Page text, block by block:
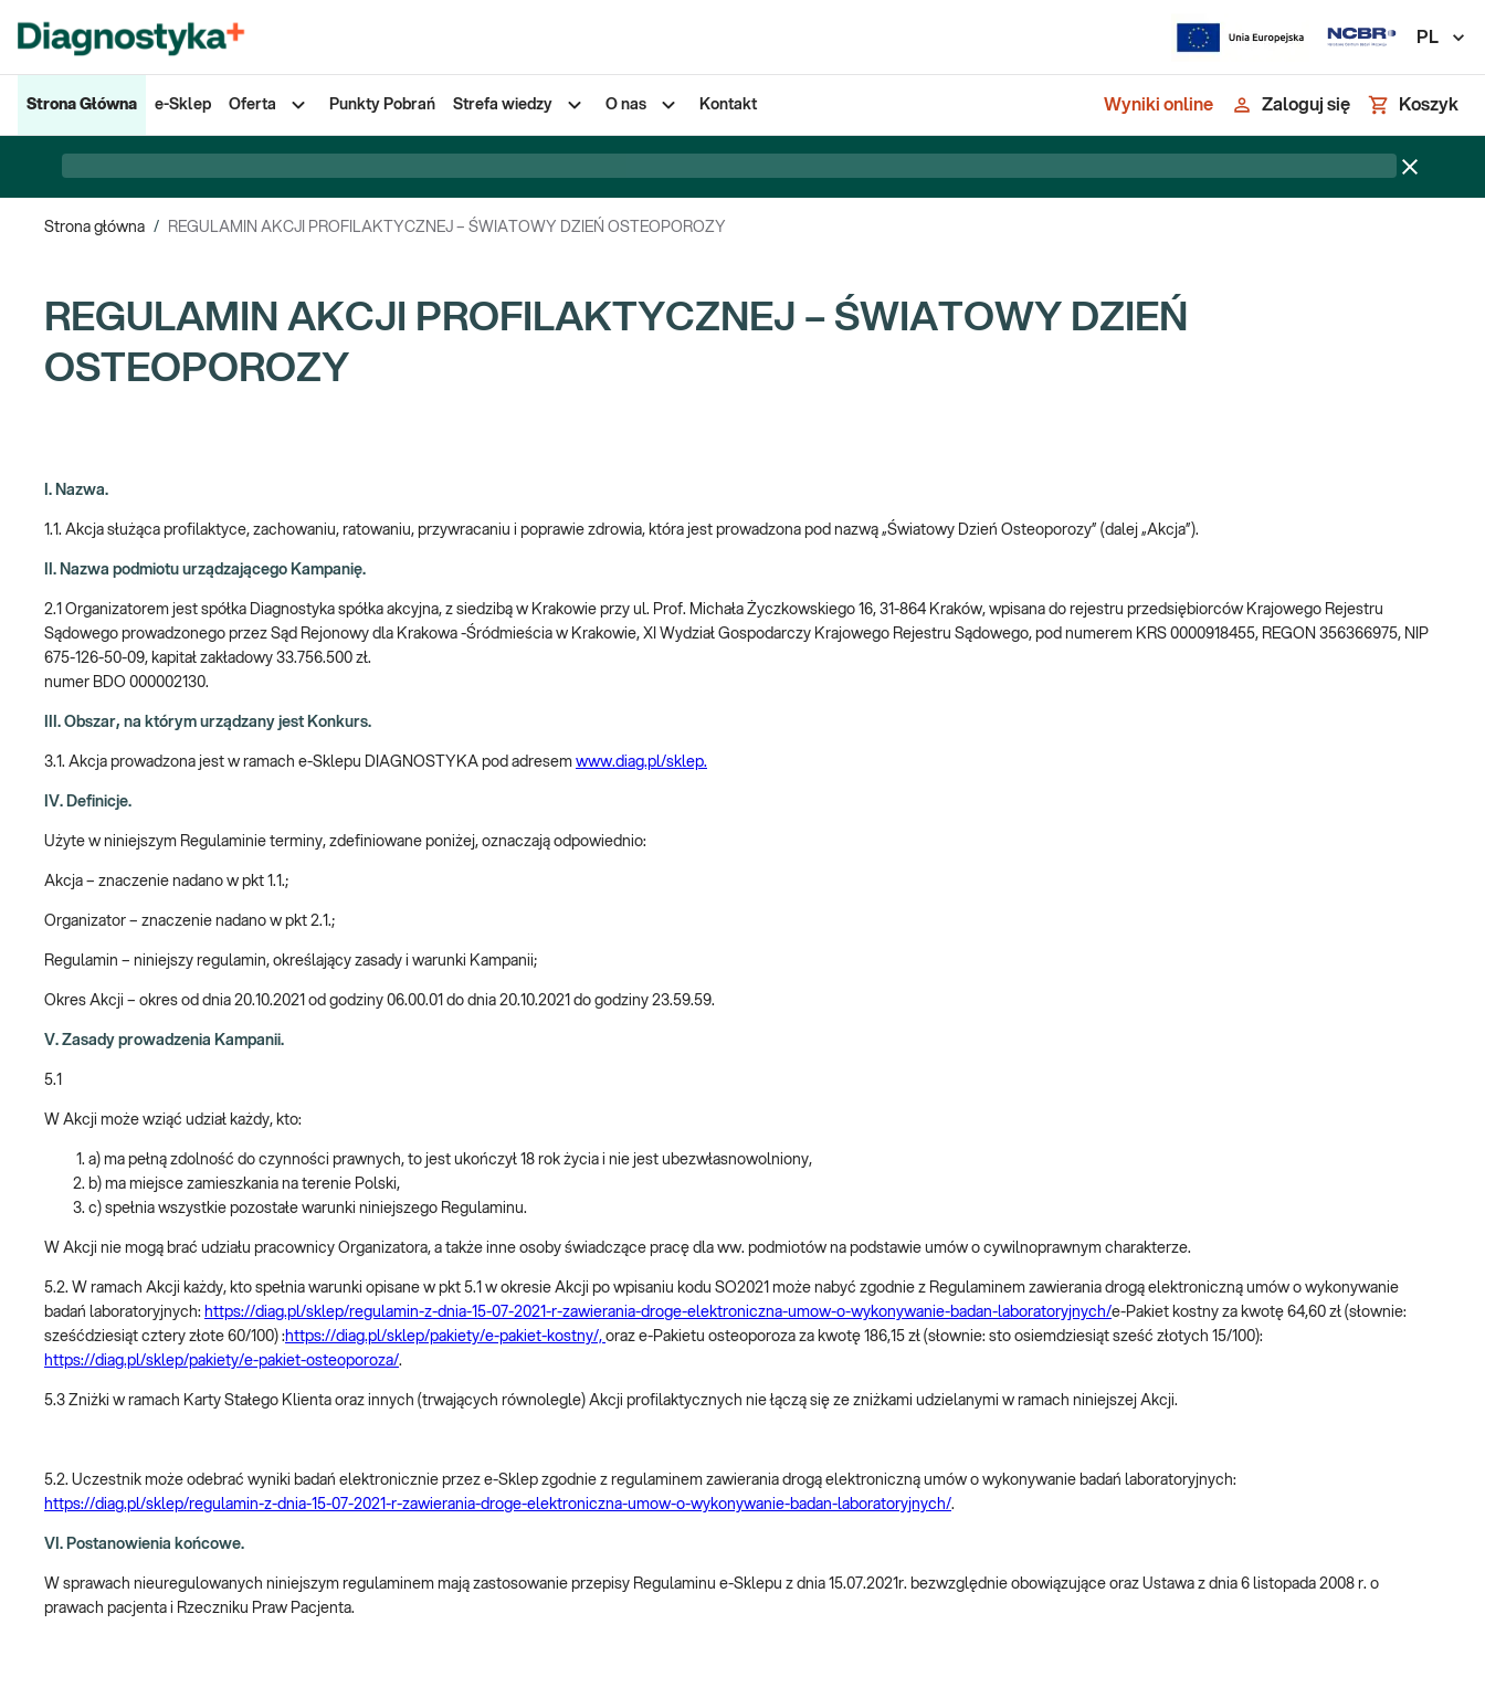
PL
Strona Główna e-Sklep Oferta Punkty Pobrań Strefa wiedzy O nas Kontakt Wyniki online Zaloguj się Koszyk
Strona główna / REGULAMIN AKCJI PROFILAKTYCZNEJ – ŚWIATOWY DZIEŃ OSTEOPOROZY
REGULAMIN AKCJI PROFILAKTYCZNEJ – ŚWIATOWY DZIEŃ
OSTEOPOROZY
I. Nazwa.
1.1. Akcja służąca profilaktyce, zachowaniu, ratowaniu, przywracaniu i poprawie zdrowia, która jest prowadzona pod nazwą „Światowy Dzień Osteoporozy” (dalej „Akcja”).
II. Nazwa podmiotu urządzającego Kampanię.
2.1 Organizatorem jest spółka Diagnostyka spółka akcyjna, z siedzibą w Krakowie przy ul. Prof. Michała Życzkowskiego 16, 31-864 Kraków, wpisana do rejestru przedsiębiorców Krajowego Rejestru
Sądowego prowadzonego przez Sąd Rejonowy dla Krakowa -Śródmieścia w Krakowie, XI Wydział Gospodarczy Krajowego Rejestru Sądowego, pod numerem KRS 0000918455, REGON 356366975, NIP
675-126-50-09, kapitał zakładowy 33.756.500 zł.
numer BDO 000002130.
III. Obszar, na którym urządzany jest Konkurs.
3.1. Akcja prowadzona jest w ramach e-Sklepu DIAGNOSTYKA pod adresem www.diag.pl/sklep.
IV. Definicje.
Użyte w niniejszym Regulaminie terminy, zdefiniowane poniżej, oznaczają odpowiednio:
Akcja – znaczenie nadano w pkt 1.1.;
Organizator – znaczenie nadano w pkt 2.1.;
Regulamin – niniejszy regulamin, określający zasady i warunki Kampanii;
Okres Akcji – okres od dnia 20.10.2021 od godziny 06.00.01 do dnia 20.10.2021 do godziny 23.59.59.
V. Zasady prowadzenia Kampanii.
5.1
W Akcji może wziąć udział każdy, kto:
a) ma pełną zdolność do czynności prawnych, to jest ukończył 18 rok życia i nie jest ubezwłasnowolniony,
b) ma miejsce zamieszkania na terenie Polski,
c) spełnia wszystkie pozostałe warunki niniejszego Regulaminu.
W Akcji nie mogą brać udziału pracownicy Organizatora, a także inne osoby świadczące pracę dla ww. podmiotów na podstawie umów o cywilnoprawnym charakterze.
5.2. W ramach Akcji każdy, kto spełnia warunki opisane w pkt 5.1 w okresie Akcji po wpisaniu kodu SO2021 może nabyć zgodnie z Regulaminem zawierania drogą elektroniczną umów o wykonywanie
badań laboratoryjnych: https://diag.pl/sklep/regulamin-z-dnia-15-07-2021-r-zawierania-droge-elektroniczna-umow-o-wykonywanie-badan-laboratoryjnych/e-Pakiet kostny za kwotę 64,60 zł (słownie:
sześćdziesiąt cztery złote 60/100) : https://diag.pl/sklep/pakiety/e-pakiet-kostny/, oraz e-Pakietu osteoporoza za kwotę 186,15 zł (słownie: sto osiemdziesiąt sześć złotych 15/100):
https://diag.pl/sklep/pakiety/e-pakiet-osteoporoza/.
5.3 Zniżki w ramach Karty Stałego Klienta oraz innych (trwających równolegle) Akcji profilaktycznych nie łączą się ze zniżkami udzielanymi w ramach niniejszej Akcji.
5.2. Uczestnik może odebrać wyniki badań elektronicznie przez e-Sklep zgodnie z regulaminem zawierania drogą elektroniczną umów o wykonywanie badań laboratoryjnych:
https://diag.pl/sklep/regulamin-z-dnia-15-07-2021-r-zawierania-droge-elektroniczna-umow-o-wykonywanie-badan-laboratoryjnych/.
VI. Postanowienia końcowe.
W sprawach nieuregulowanych niniejszym regulaminem mają zastosowanie przepisy Regulaminu e-Sklepu z dnia 15.07.2021r. bezwzględnie obowiązujące oraz Ustawa z dnia 6 listopada 2008 r. o
prawach pacjenta i Rzeczniku Praw Pacjenta.